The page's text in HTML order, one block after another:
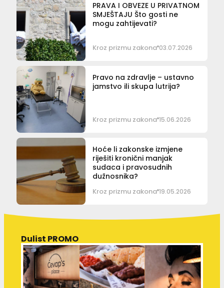
PRAVA I OBVEZE U PRIVATNOM
SMJEŠTAJU Što gosti ne
mogu zahtijevati?
Kroz prizmu zakona 03.07.2026
Pravo na zdravlje – ustavno
jamstvo ili skupa lutrija?
Kroz prizmu zakona 15.06.2026
Hoće li zakonske izmjene
riješiti kronični manjak
sudaca i pravosudnih
dužnosnika?
Kroz prizmu zakona 19.05.2026
Dulist PROMO